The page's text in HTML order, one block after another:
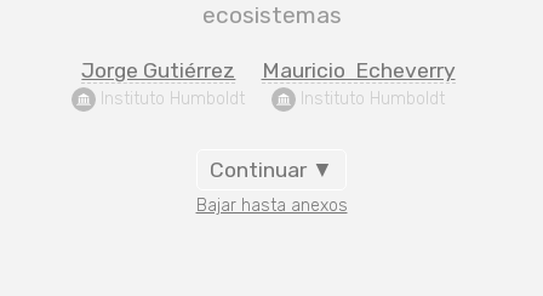
ecosistemas
Jorge Gutiérrez
Instituto Humboldt
Mauricio  Echeverry
Instituto Humboldt
Continuar ▼
Bajar hasta anexos